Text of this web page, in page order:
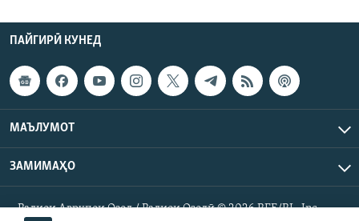
ПАЙГИРӢ КУНЕД
МАЪЛУМОТ
ЗАМИМАҲО
Радиои Аврупои Озод / Радиои Озодӣ © 2026 RFE/RL. Inc.